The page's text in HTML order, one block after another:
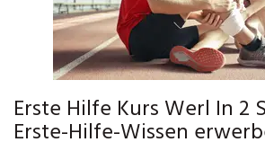
Erste Hilfe Kurs Werl In 2
Erste-Hilfe-Wissen